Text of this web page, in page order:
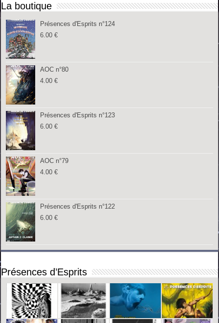
La boutique
Présences d'Esprits n°124
6.00€
AOC n°80
4.00€
Présences d'Esprits n°123
6.00€
AOC n°79
4.00€
Présences d'Esprits n°122
6.00€
Présences d’Esprits